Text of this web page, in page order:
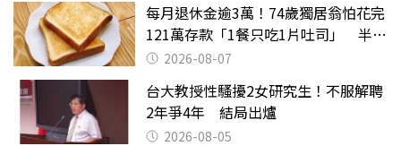
每月退休金逾3萬！74歲獨居翁怕花完
121萬存款「1餐只吃1片吐司」 半年
後暴瘦嚇壞女兒
2026-08-07
台大教授性騷擾2女研究生！不服解聘
2年爭4年 結局出爐
2026-08-05